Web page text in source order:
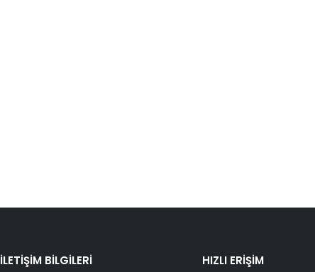
İLETIŞIM BILGILERI HIZLI ERIŞIM